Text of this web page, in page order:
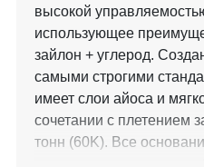
высокой
использующее
зайлон + углерод.
самыми строгими
имеет слои айоса и
сочетании с плетением
тонн (60K). Все